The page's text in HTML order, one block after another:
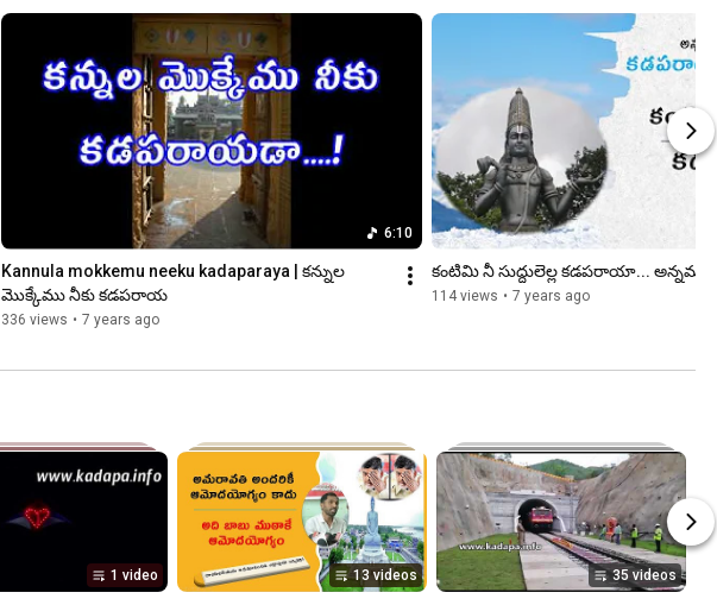
6:10
Kannula mokkemu neeku kadaparaya | కన్నుల
మొక్కేము నీకు కడపరాయ
336 views • 7 years ago
కంటిమి నీ సుద్దులెల్ల కడపరాయా...
114 views • 7 years ago
1 video 13 videos 35 videos